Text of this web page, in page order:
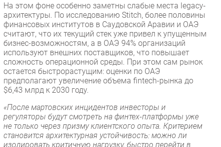
На этом фоне особенно заметны слабые места legacy-
архитектуры. По исследованию Stitch, более половины
финансовых институтов в Саудовской Аравии и ОАЭ
считают, что их текущий стек уже привел к упущенным
бизнес-возможностям, а в ОАЭ 94% организаций
используют внешних поставщиков, что повышает
сложность операционной среды. При этом сам рынок
остается быстрорастущим: оценки по ОАЭ
предполагают увеличение объема fintech-рынка до
$6,43 млрд к 2030 году.
«После мартовских инцидентов инвесторы и
регуляторы будут смотреть на финтех-платформы уже
не только через призму клиентского опыта. Критерием
становится архитектурная устойчивость: можно ли
изолировать критичную нагрузку, быстро перейти в